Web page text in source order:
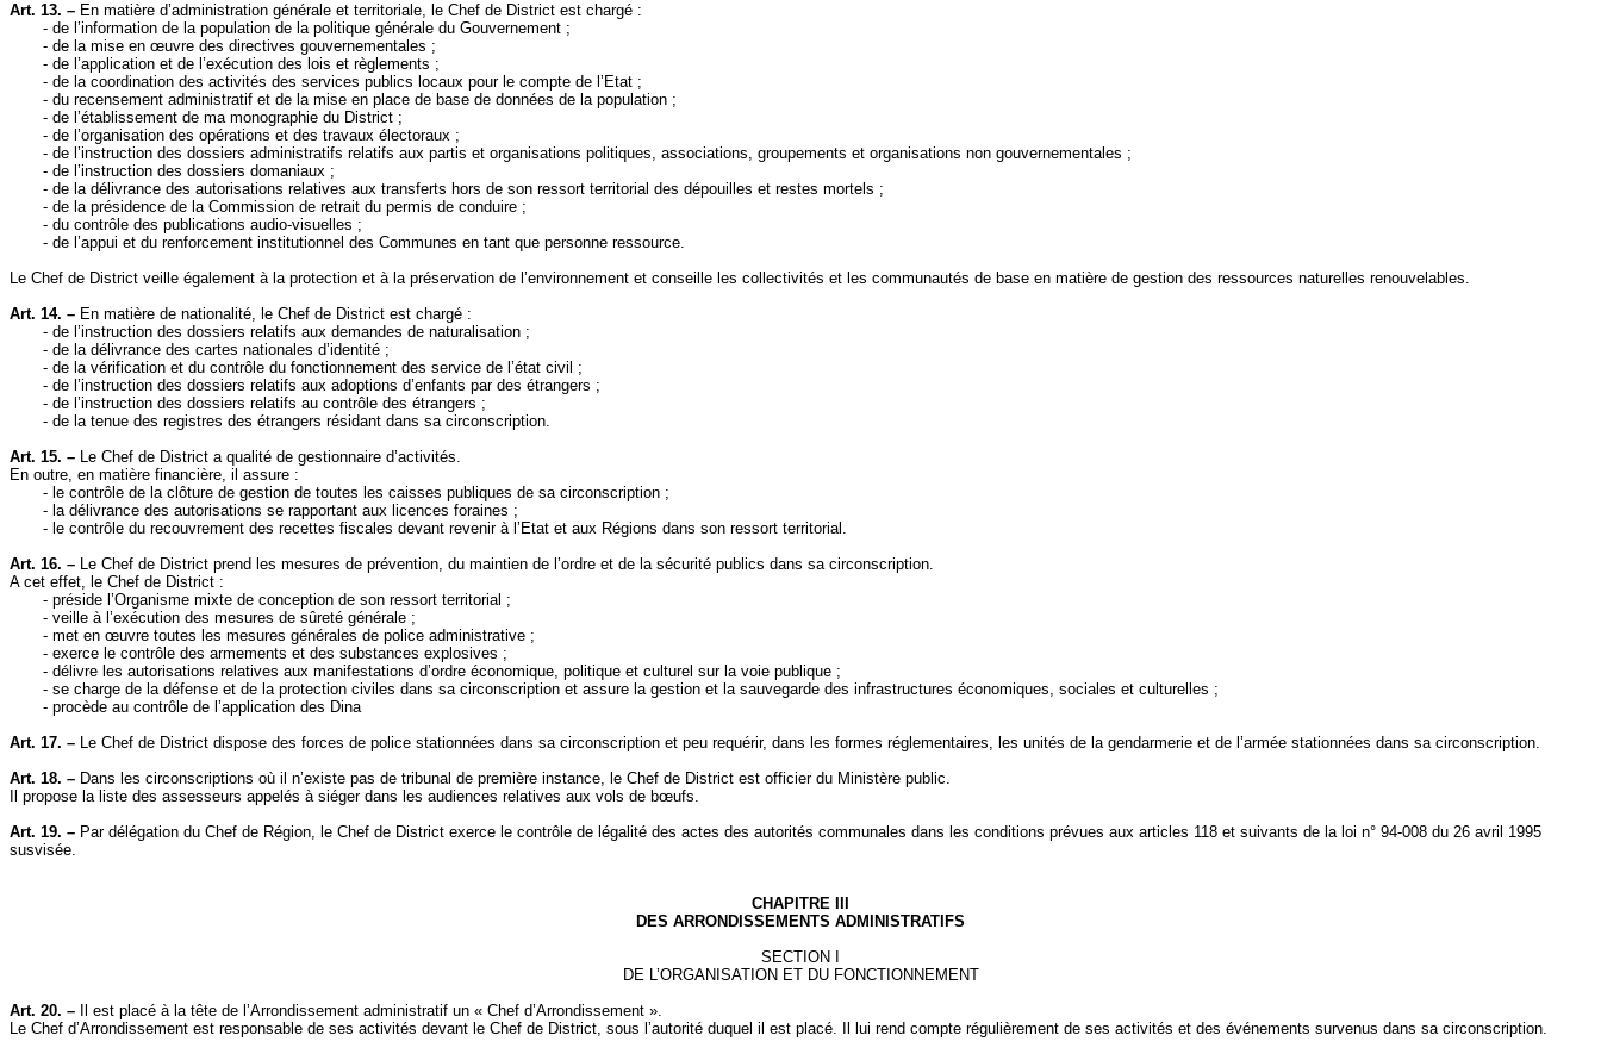
Art. 13. – En matière d’administration générale et territoriale, le Chef de District est chargé :
- de l’information de la population de la politique générale du Gouvernement ;
- de la mise en œuvre des directives gouvernementales ;
- de l’application et de l’exécution des lois et règlements ;
- de la coordination des activités des services publics locaux pour le compte de l’Etat ;
- du recensement administratif et de la mise en place de base de données de la population ;
- de l’établissement de ma monographie du District ;
- de l’organisation des opérations et des travaux électoraux ;
- de l’instruction des dossiers administratifs relatifs aux partis et organisations politiques, associations, groupements et organisations non gouvernementales ;
- de l’instruction des dossiers domaniaux ;
- de la délivrance des autorisations relatives aux transferts hors de son ressort territorial des dépouilles et restes mortels ;
- de la présidence de la Commission de retrait du permis de conduire ;
- du contrôle des publications audio-visuelles ;
- de l’appui et du renforcement institutionnel des Communes en tant que personne ressource.
Le Chef de District veille également à la protection et à la préservation de l’environnement et conseille les collectivités et les communautés de base en matière de gestion des ressources naturelles renouvelables.
Art. 14. – En matière de nationalité, le Chef de District est chargé :
- de l’instruction des dossiers relatifs aux demandes de naturalisation ;
- de la délivrance des cartes nationales d’identité ;
- de la vérification et du contrôle du fonctionnement des service de l’état civil ;
- de l’instruction des dossiers relatifs aux adoptions d’enfants par des étrangers ;
- de l’instruction des dossiers relatifs au contrôle des étrangers ;
- de la tenue des registres des étrangers résidant dans sa circonscription.
Art. 15. – Le Chef de District a qualité de gestionnaire d’activités.
En outre, en matière financière, il assure :
- le contrôle de la clôture de gestion de toutes les caisses publiques de sa circonscription ;
- la délivrance des autorisations se rapportant aux licences foraines ;
- le contrôle du recouvrement des recettes fiscales devant revenir à l’Etat et aux Régions dans son ressort territorial.
Art. 16. – Le Chef de District prend les mesures de prévention, du maintien de l’ordre et de la sécurité publics dans sa circonscription.
A cet effet, le Chef de District :
- préside l’Organisme mixte de conception de son ressort territorial ;
- veille à l’exécution des mesures de sûreté générale ;
- met en œuvre toutes les mesures générales de police administrative ;
- exerce le contrôle des armements et des substances explosives ;
- délivre les autorisations relatives aux manifestations d’ordre économique, politique et culturel sur la voie publique ;
- se charge de la défense et de la protection civiles dans sa circonscription et assure la gestion et la sauvegarde des infrastructures économiques, sociales et culturelles ;
- procède au contrôle de l’application des Dina
Art. 17. – Le Chef de District dispose des forces de police stationnées dans sa circonscription et peu requérir, dans les formes réglementaires, les unités de la gendarmerie et de l’armée stationnées dans sa circonscription.
Art. 18. – Dans les circonscriptions où il n’existe pas de tribunal de première instance, le Chef de District est officier du Ministère public.
Il propose la liste des assesseurs appelés à siéger dans les audiences relatives aux vols de bœufs.
Art. 19. – Par délégation du Chef de Région, le Chef de District exerce le contrôle de légalité des actes des autorités communales dans les conditions prévues aux articles 118 et suivants de la loi n° 94-008 du 26 avril 1995
susvisée.
CHAPITRE III
DES ARRONDISSEMENTS ADMINISTRATIFS
SECTION I
DE L’ORGANISATION ET DU FONCTIONNEMENT
Art. 20. – Il est placé à la tête de l’Arrondissement administratif un « Chef d’Arrondissement ».
Le Chef d’Arrondissement est responsable de ses activités devant le Chef de District, sous l’autorité duquel il est placé. Il lui rend compte régulièrement de ses activités et des événements survenus dans sa circonscription.